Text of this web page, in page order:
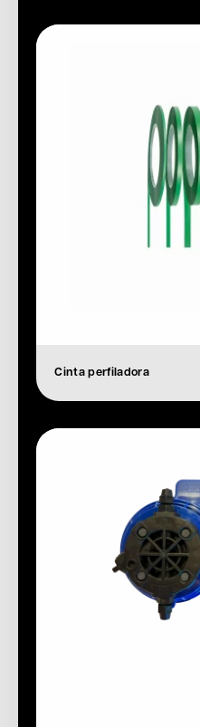
Cinta perfiladora